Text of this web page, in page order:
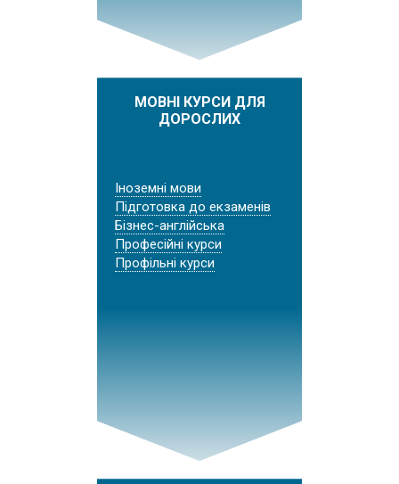
МОВНІ КУРСИ ДЛЯ
ДОРОСЛИХ
Іноземні мови
Підготовка до екзаменів
Бізнес-англійська
Професійні курси
Профільні курси